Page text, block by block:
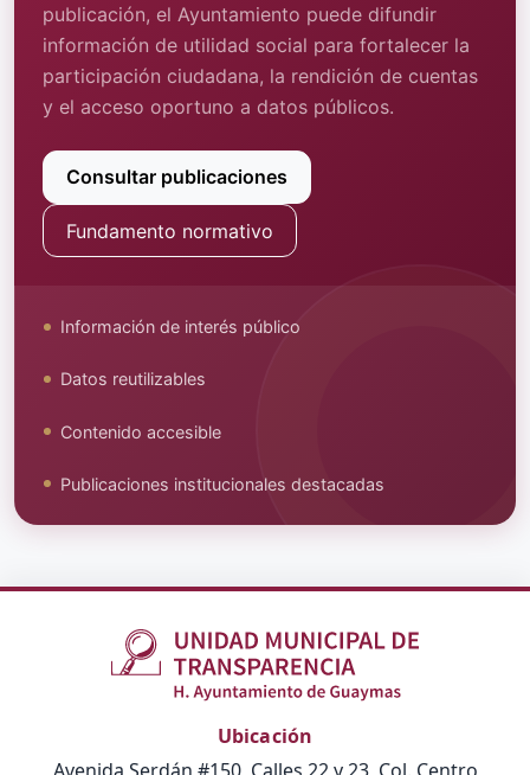
publicación, el Ayuntamiento puede difundir
información de utilidad social para fortalecer la
participación ciudadana, la rendición de cuentas
y el acceso oportuno a datos públicos.
Consultar publicaciones
Fundamento normativo
Información de interés público
Datos reutilizables
Contenido accesible
Publicaciones institucionales destacadas
Ubicación